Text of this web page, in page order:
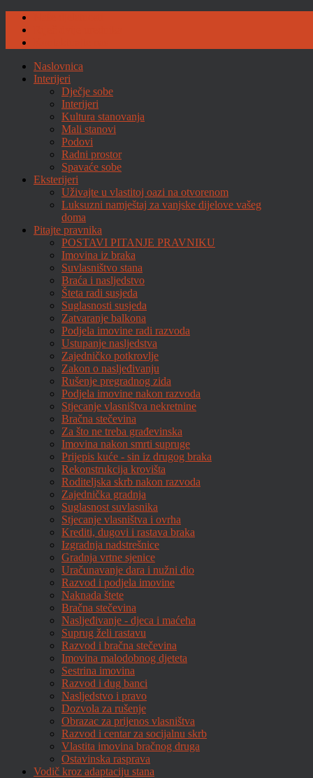
Naslovnica
Interijeri
Dječje sobe
Interijeri
Kultura stanovanja
Mali stanovi
Podovi
Radni prostor
Spavaće sobe
Eksterijeri
Uživajte u vlastitoj oazi na otvorenom
Luksuzni namještaj za vanjske dijelove vašeg
doma
Pitajte pravnika
POSTAVI PITANJE PRAVNIKU
Imovina iz braka
Suvlasništvo stana
Braća i nasljedstvo
Šteta radi susjeda
Suglasnosti susjeda
Zatvaranje balkona
Podjela imovine radi razvoda
Ustupanje nasljedstva
Zajedničko potkrovlje
Zakon o nasljeđivanju
Rušenje pregradnog zida
Podjela imovine nakon razvoda
Stjecanje vlasništva nekretnine
Bračna stečevina
Za što ne treba građevinska
Imovina nakon smrti supruge
Prijepis kuće - sin iz drugog braka
Rekonstrukcija krovišta
Roditeljska skrb nakon razvoda
Zajednička gradnja
Suglasnost suvlasnika
Stjecanje vlasništva i ovrha
Krediti, dugovi i rastava braka
Izgradnja nadstrešnice
Gradnja vrtne sjenice
Uračunavanje dara i nužni dio
Razvod i podjela imovine
Naknada štete
Bračna stečevina
Nasljeđivanje - djeca i maćeha
Suprug želi rastavu
Razvod i bračna stečevina
Imovina malodobnog djeteta
Sestrina imovina
Razvod i dug banci
Nasljedstvo i pravo
Dozvola za rušenje
Obrazac za prijenos vlasništva
Razvod i centar za socijalnu skrb
Vlastita imovina bračnog druga
Ostavinska rasprava
Vodič kroz adaptaciju stana